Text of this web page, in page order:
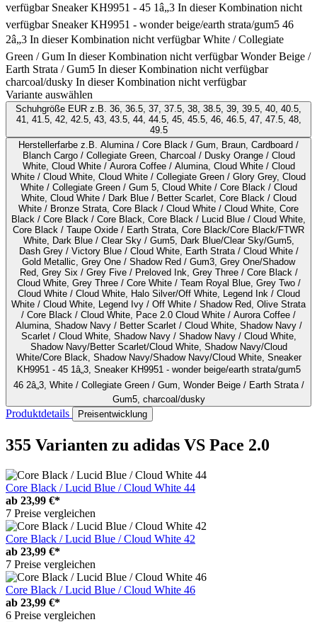
verfügbar Sneaker KH9951 - 45 1â„3 In dieser Kombination nicht
verfügbar Sneaker KH9951 - wonder beige/earth strata/gum5 46
2â„3 In dieser Kombination nicht verfügbar White / Collegiate
Green / Gum In dieser Kombination nicht verfügbar Wonder Beige /
Earth Strata / Gum5 In dieser Kombination nicht verfügbar
charcoal/dusky In dieser Kombination nicht verfügbar
Variante auswählen
Schuhgröße EUR
41, 41.5, 42, 42.5, 43, 43.5, 44, 44.5, 45, 45.5, 46, 46.5, 47, 47.5, 48,
49.5
Herstellerfarbe
Blanch Cargo / Collegiate Green, Charcoal / Dusky Orange / Cloud
White, Cloud White / Aurora Coffee / Alumina, Cloud White / Cloud
White / Cloud White, Cloud White / Collegiate Green / Glory Grey, Cloud
White / Collegiate Green / Gum 5, Cloud White / Core Black / Cloud
White, Cloud White / Dark Blue / Better Scarlet, Core Black / Cloud
White / Bronze Strata, Core Black / Cloud White / Cloud White, Core
Black / Core Black / Core Black, Core Black / Lucid Blue / Cloud White,
Core Black / Taupe Oxide / Earth Strata, Core Black/Core Black/FTWR
White, Dark Blue / Clear Sky / Gum5, Dark Blue/Clear Sky/Gum5,
Dash Grey / Victory Blue / Cloud White, Earth Strata / Cloud White /
Gold Metallic, Grey One / Shadow Red / Gum3, Grey One/Shadow
Red, Grey Six / Grey Five / Preloved Ink, Grey Three / Core Black /
Cloud White, Grey Three / Core White / Team Royal Blue, Grey Two /
Cloud White / Cloud White, Halo Silver/Off White, Legend Ink / Cloud
White / Cloud White, Legend Ivy / Off White / Shadow Red, Olive Strata
/ Core Black / Cloud White, Pace 2.0 Cloud White / Aurora Coffee /
Alumina, Shadow Navy / Better Scarlet / Cloud White, Shadow Navy /
Scarlet / Cloud White, Shadow Navy / Shadow Navy / Cloud White,
Shadow Navy/Better Scarlet/Cloud White, Shadow Navy/Cloud
White/Core Black, Shadow Navy/Shadow Navy/Cloud White, Sneaker
KH9951 - 45 1â„3, Sneaker KH9951 - wonder beige/earth strata/gum5
46 2â„3, White / Collegiate Green / Gum, Wonder Beige / Earth Strata /
Gum5, charcoal/dusky
Produktdetails Preisentwicklung
355 Varianten zu adidas VS Pace 2.0
Core Black / Lucid Blue / Cloud White 44
ab 23,99 €*
7 Preise vergleichen
Core Black / Lucid Blue / Cloud White 42
ab 23,99 €*
7 Preise vergleichen
Core Black / Lucid Blue / Cloud White 46
ab 23,99 €*
6 Preise vergleichen